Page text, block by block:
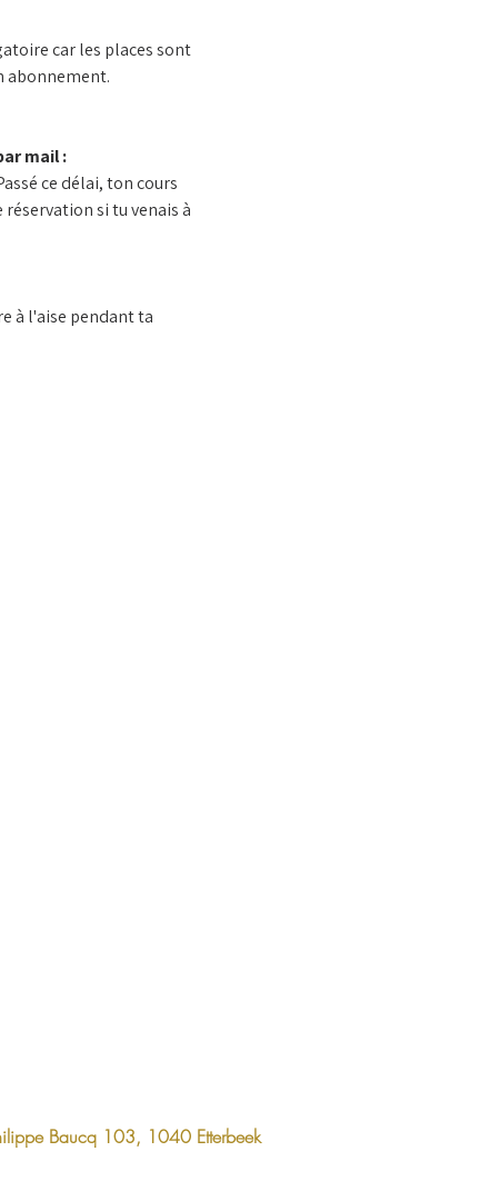
car les places sont
abonnement.
mail :
ce délai, ton cours
si tu venais à
à l'aise pendant ta
Baucq 103, 1040 Etterbeek